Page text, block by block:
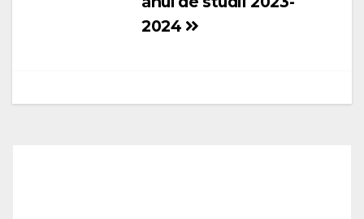
2024